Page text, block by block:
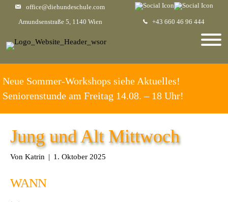
office@diehundeschule.com
+43 660 46 96 444
Amundsenstraße 5, 1140 Wien
Neue Sommer-Workshops siehe Aktuelles!
Seniorenstunde am Freitag 14.08. – 18 Uhr!
Jung und Alt Mittwoch
Von Katrin | 1. Oktober 2025
WANN